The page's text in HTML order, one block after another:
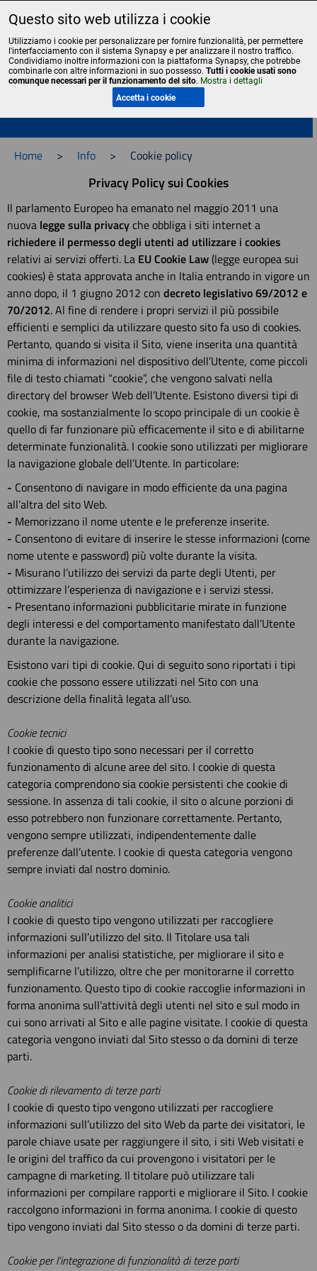
Liceo Scientifico Statale Bruno Touschek - Grottaferrata - Roma
Home > Info > Cookie policy
Privacy Policy sui Cookies
Il parlamento Europeo ha emanato nel maggio 2011 una
nuova legge sulla privacyche obbliga i siti internet a
richiedere il permesso degli utenti ad utilizzare i cookies
relativi ai servizi offerti. La EU Cookie Law(legge europea sui
cookies) è stata approvata anche in Italia entrando in vigore un
anno dopo, il 1 giugno 2012 con decreto legislativo 69/2012 e
70/2012. Al fine di rendere i propri servizi il più possibile
efficienti e semplici da utilizzare questo sito fa uso di cookies.
Pertanto, quando si visita il Sito, viene inserita una quantità
minima di informazioni nel dispositivo dell’Utente, come piccoli
file di testo chiamati “cookie”, che vengono salvati nella
directory del browser Web dell’Utente. Esistono diversi tipi di
cookie, ma sostanzialmente lo scopo principale di un cookie è
quello di far funzionare più efficacemente il sito e di abilitarne
determinate funzionalità. I cookie sono utilizzati per migliorare
la navigazione globale dell’Utente. In particolare:
- Consentono di navigare in modo efficiente da una pagina
all’altra del sito Web.
- Memorizzano il nome utente e le preferenze inserite.
- Consentono di evitare di inserire le stesse informazioni (come
nome utente e password) più volte durante la visita.
- Misurano l’utilizzo dei servizi da parte degli Utenti, per
ottimizzare l’esperienza di navigazione e i servizi stessi.
- Presentano informazioni pubblicitarie mirate in funzione
degli interessi e del comportamento manifestato dall’Utente
durante la navigazione.
Esistono vari tipi di cookie. Qui di seguito sono riportati i tipi
cookie che possono essere utilizzati nel Sito con una
descrizione della finalità legata all’uso.
Cookie tecnici
I cookie di questo tipo sono necessari per il corretto
funzionamento di alcune aree del sito. I cookie di questa
categoria comprendono sia cookie persistenti che cookie di
sessione. In assenza di tali cookie, il sito o alcune porzioni di
esso potrebbero non funzionare correttamente. Pertanto,
vengono sempre utilizzati, indipendentemente dalle
preferenze dall’utente. I cookie di questa categoria vengono
sempre inviati dal nostro dominio.
Cookie analitici
I cookie di questo tipo vengono utilizzati per raccogliere
informazioni sull’utilizzo del sito. Il Titolare usa tali
informazioni per analisi statistiche, per migliorare il sito e
semplificarne l’utilizzo, oltre che per monitorarne il corretto
funzionamento. Questo tipo di cookie raccoglie informazioni in
forma anonima sull’attività degli utenti nel sito e sul modo in
cui sono arrivati al Sito e alle pagine visitate. I cookie di questa
categoria vengono inviati dal Sito stesso o da domini di terze
parti.
Cookie di rilevamento di terze parti
I cookie di questo tipo vengono utilizzati per raccogliere
informazioni sull’utilizzo del sito Web da parte dei visitatori, le
parole chiave usate per raggiungere il sito, i siti Web visitati e
le origini del traffico da cui provengono i visitatori per le
campagne di marketing. Il titolare può utilizzare tali
informazioni per compilare rapporti e migliorare il Sito. I cookie
raccolgono informazioni in forma anonima. I cookie di questo
tipo vengono inviati dal Sito stesso o da domini di terze parti.
Cookie per l’integrazione di funzionalità di terze parti
Questo sito web utilizza i cookie
Utilizziamo i cookie per personalizzare per fornire funzionalità, per permettere
l'interfacciamento con il sistema Synapsy e per analizzare il nostro traffico.
Condividiamo inoltre informazioni con la piattaforma Synapsy, che potrebbe
combinarle con altre informazioni in suo possesso. Tutti i cookie usati sono
comunque necessari per il funzionamento del sito. Mostra i dettagli
Accetta i cookie